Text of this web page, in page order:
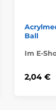
Ball
Im E-
2,04 €